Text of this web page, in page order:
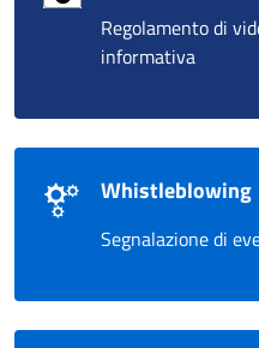
Regolamento di
informativa
Whistleblowing
Segnalazione di